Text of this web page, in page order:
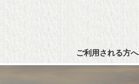
ご利用される方へ